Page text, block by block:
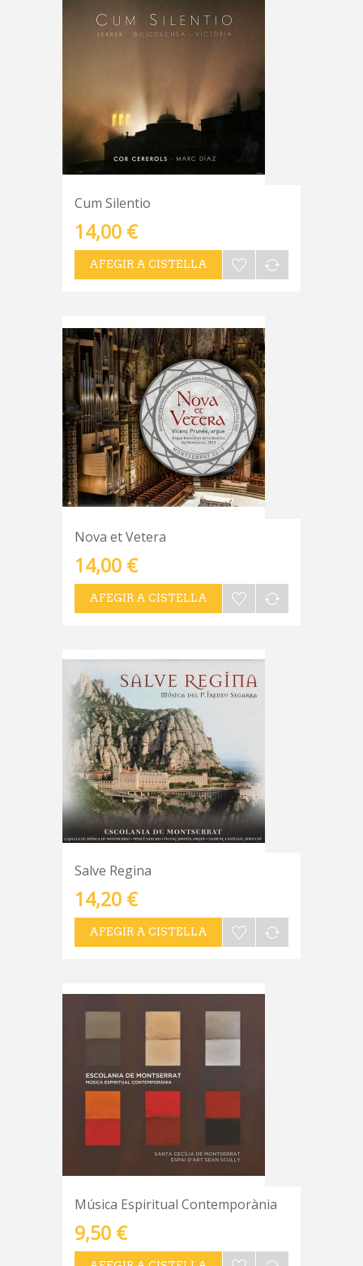
Cum Silentio
14,00 €
AFEGIR A CISTELLA
Nova et Vetera
14,00 €
AFEGIR A CISTELLA
Salve Regina
14,20 €
AFEGIR A CISTELLA
Música Espiritual Contemporània
9,50 €